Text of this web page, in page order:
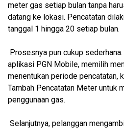
meter gas setiap bulan tanpa
datang ke lokasi. Pencatatan
tanggal 1 hingga 20 setiap bulan.
Prosesnya pun cukup
aplikasi PGN Mobile, memilih
menentukan periode pencatatan,
Tambah Pencatatan Meter untuk
penggunaan gas.
Selanjutnya, pelanggan